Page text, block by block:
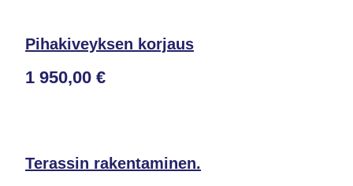
Pihakiveyksen korjaus
1 950,00 €
Terassin rakentaminen.